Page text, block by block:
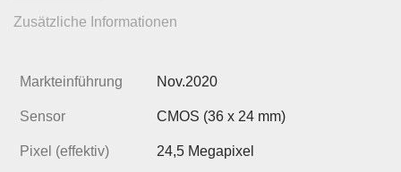
Zusätzliche Informationen
Markteinführung Nov.2020
Sensor CMOS (36 x 24 mm)
Pixel (effektiv) 24,5 Megapixel